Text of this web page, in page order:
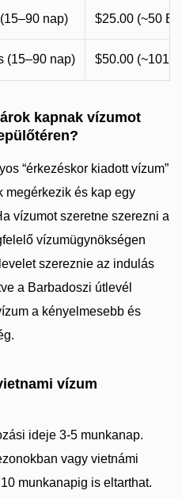
nap) $25.00 (~50
(15–90 nap) $50.00 (~101
kapnak vízumot
“érkezéskor kiadott vízum”
megérkezik és kap egy
vízumot szeretne szerezni a
vízumügynökségen
szereznie az indulás
a Barbadoszi útlevél
a kényelmesebb és
vízum
ideje 3-5 munkanap.
vagy vietnámi
munkanapig is eltarthat.